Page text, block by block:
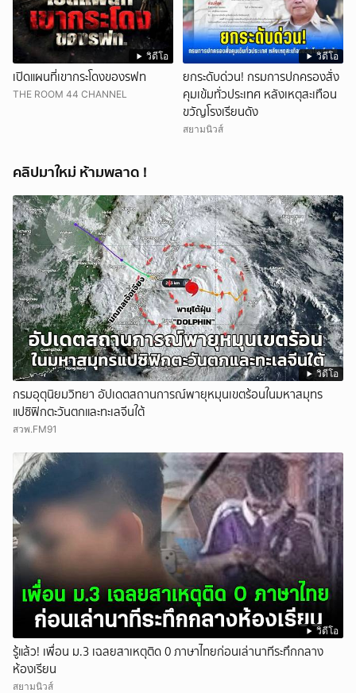
วิดีโอ
เปิดแผนที่เขากระโดงของรฟท
THE ROOM 44 CHANNEL
วิดีโอ
ยกระดับด่วน! กรมการปกครองสั่ง
คุมเข้มทั่วประเทศ หลังเหตุสะเทือน
ขวัญโรงเรียนดัง
สยามนิวส์
คลิปมาใหม่ ห้ามพลาด !
วิดีโอ
กรมอุตุนิยมวิทยา อัปเดตสถานการณ์พายุหมุนเขตร้อนในมหาสมุทร
แปซิฟิกตะวันตกและทะเลจีนใต้
สวพ.FM91
วิดีโอ
รู้แล้ว! เพื่อน ม.3 เฉลยสาเหตุติด 0 ภาษาไทยก่อนเล่านาทีระทึกกลาง
ห้องเรียน
สยามนิวส์